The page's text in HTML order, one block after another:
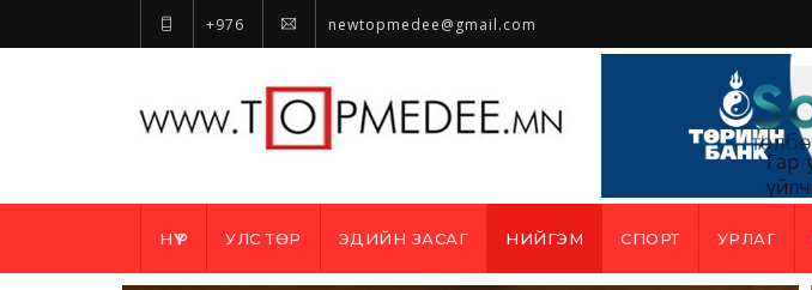
+976 newtopmedee@gmail.com
НҮҮР УЛС ТӨР ЭДИЙН ЗАСАГ НИЙГЭМ СПОРТ УРЛАГ